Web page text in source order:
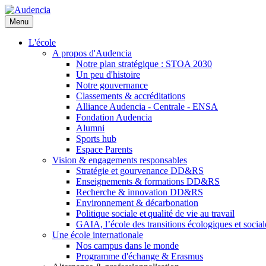
Aller
au
contenu
principal
Menu
L'école
A propos d'Audencia
Notre plan stratégique : STOA 2030
Un peu d'histoire
Notre gouvernance
Classements & accréditations
Alliance Audencia - Centrale - ENSA
Fondation Audencia
Alumni
Sports hub
Espace Parents
Vision & engagements responsables
Stratégie et gourvenance DD&RS
Enseignements & formations DD&RS
Recherche & innovation DD&RS
Environnement & décarbonation
Politique sociale et qualité de vie au travail
GAIA, l’école des transitions écologiques et
Une école internationale
Nos campus dans le monde
Programme d'échange & Erasmus